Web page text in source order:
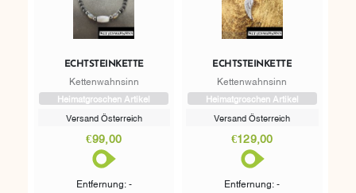
ECHTSTEINKETTE
Kettenwahnsinn
Heimatgroschen Artikel
Versand Österreich
€99,00
Entfernung: -
ECHTSTEINKETTE
Kettenwahnsinn
Heimatgroschen Artikel
Versand Österreich
€129,00
Entfernung: -